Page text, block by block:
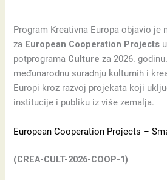
Program Kreativna Europa objavio je
za European Cooperation Projects
potprograma Culture za 2026.
međunarodnu suradnju kulturnih i
Europi kroz razvoj projekata koji
institucije i publiku iz više zemalja.
European Cooperation Projects –
(CREA-CULT-2026-COOP-1)